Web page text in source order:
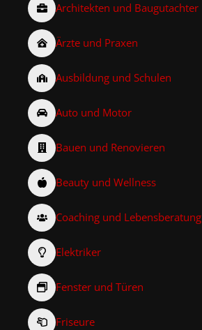
Architekten und Baugutachter
Ärzte und Praxen
Ausbildung und Schulen
Auto und Motor
Bauen und Renovieren
Beauty und Wellness
Coaching und Lebensberatung
Elektriker
Fenster und Türen
Friseure